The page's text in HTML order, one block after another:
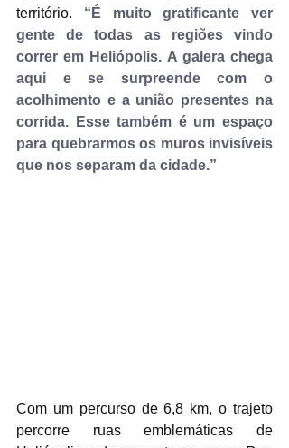
território. “É muito gratificante ver
gente de todas as regiões vindo
correr em Heliópolis. A galera chega
aqui e se surpreende com o
acolhimento e a união presentes na
corrida. Esse também é um espaço
para quebrarmos os muros invisíveis
que nos separam da cidade.”
Com um percurso de 6,8 km, o trajeto
percorre ruas emblemáticas de